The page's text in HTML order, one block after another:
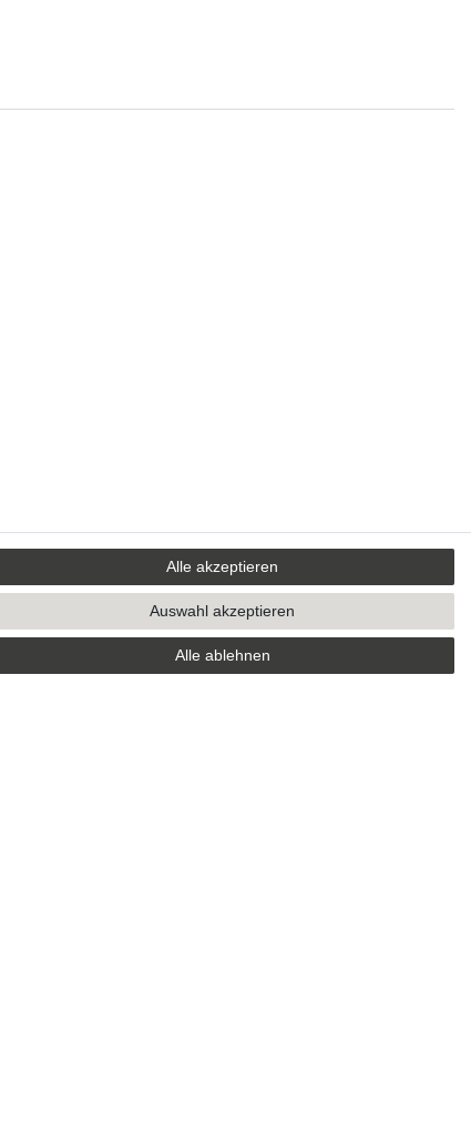
Alle akzeptieren
Alle ablehnen
Auswahl akzeptieren